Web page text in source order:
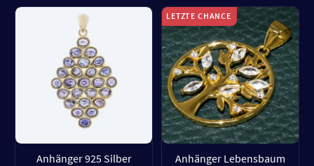
Anhänger 925 Silber
LETZTE CHANCE
Anhänger Lebensbaum